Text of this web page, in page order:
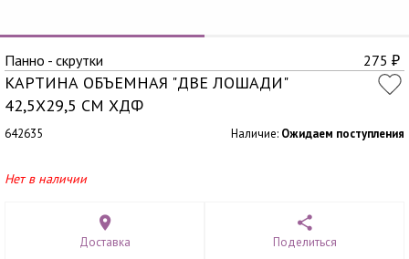
Панно - скрутки 275 ₽
КАРТИНА ОБЪЕМНАЯ "ДВЕ ЛОШАДИ"
42,5X29,5 СМ ХДФ
642635 Наличие: Ожидаем поступления
Нет в наличии
Доставка Поделиться